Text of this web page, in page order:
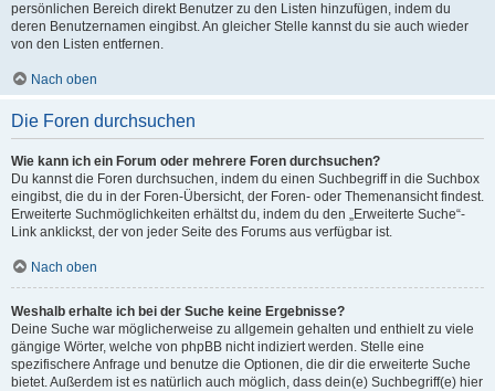
persönlichen Bereich direkt Benutzer zu den Listen hinzufügen, indem du
deren Benutzernamen eingibst. An gleicher Stelle kannst du sie auch wieder
von den Listen entfernen.
Nach oben
Die Foren durchsuchen
Wie kann ich ein Forum oder mehrere Foren durchsuchen?
Du kannst die Foren durchsuchen, indem du einen Suchbegriff in die Suchbox
eingibst, die du in der Foren-Übersicht, der Foren- oder Themenansicht findest.
Erweiterte Suchmöglichkeiten erhältst du, indem du den „Erweiterte Suche“-
Link anklickst, der von jeder Seite des Forums aus verfügbar ist.
Nach oben
Weshalb erhalte ich bei der Suche keine Ergebnisse?
Deine Suche war möglicherweise zu allgemein gehalten und enthielt zu viele
gängige Wörter, welche von phpBB nicht indiziert werden. Stelle eine
spezifischere Anfrage und benutze die Optionen, die dir die erweiterte Suche
bietet. Außerdem ist es natürlich auch möglich, dass dein(e) Suchbegriff(e) hier